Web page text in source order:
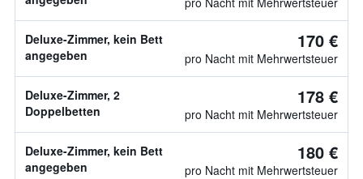
Deluxe-Zimmer, kein Bett
angegeben
170 €
pro Nacht mit Mehrwertsteuer
Deluxe-Zimmer, 2
Doppelbetten
178 €
pro Nacht mit Mehrwertsteuer
Deluxe-Zimmer, kein Bett
angegeben
180 €
pro Nacht mit Mehrwertsteuer